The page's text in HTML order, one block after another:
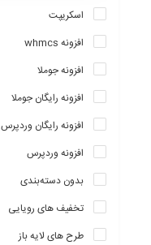
اسکریپت
افزونه whmcs
افزونه جوملا
افزونه رایگان جوملا
افزونه رایگان وردپرس
افزونه وردپرس
بدون دسته‌بندی
تخفیف های رویایی
طرح های لایه باز